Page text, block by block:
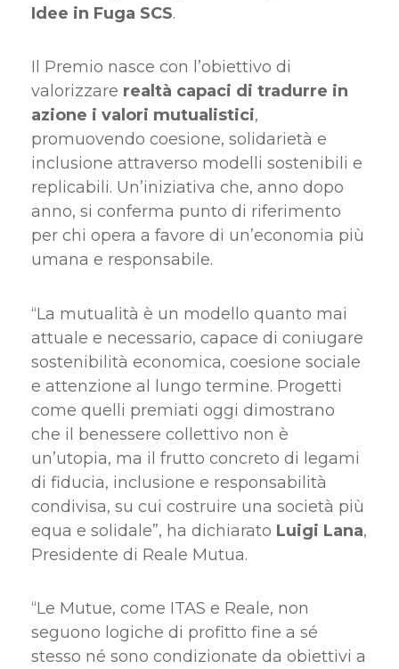
Idee in Fuga SCS.
Il Premio nasce con l’obiettivo di
valorizzare realtà capaci di tradurre in
azione i valori mutualistici,
promuovendo coesione, solidarietà e
inclusione attraverso modelli sostenibili e
replicabili. Un’iniziativa che, anno dopo
anno, si conferma punto di riferimento
per chi opera a favore di un’economia più
umana e responsabile.
“La mutualità è un modello quanto mai
attuale e necessario, capace di coniugare
sostenibilità economica, coesione sociale
e attenzione al lungo termine. Progetti
come quelli premiati oggi dimostrano
che il benessere collettivo non è
un’utopia, ma il frutto concreto di legami
di fiducia, inclusione e responsabilità
condivisa, su cui costruire una società più
equa e solidale”, ha dichiarato Luigi Lana,
Presidente di Reale Mutua.
“Le Mutue, come ITAS e Reale, non
seguono logiche di profitto fine a sé
stesso né sono condizionate da obiettivi a